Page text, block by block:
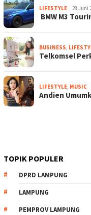
LIFESTYLE 28 Juni
BMW M3
BUSINESS,
Telkomsel
LIFESTYLE, MUSIC
Andien
TOPIK POPULER
DPRD LAMPUNG
LAMPUNG
PEMPROV LAMPUNG